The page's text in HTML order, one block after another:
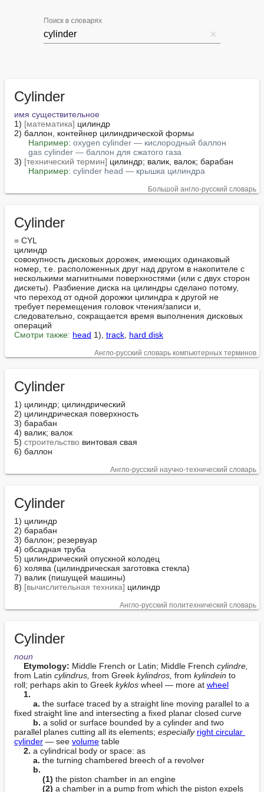
Поиск в словарях
Cylinder
имя существительное
1) [математика] цилиндр
2) баллон, контейнер цилиндрической формы
Например: oxygen cylinder — кислородный баллон
gas cylinder — баллон для сжатого газа
3) [технический термин] цилиндр; валик, валок; барабан
Например: cylinder head — крышка цилиндра
Большой англо-русский словарь
Cylinder
= CYL
цилиндр
совокупность дисковых дорожек, имеющих одинаковый
номер, т.е. расположенных друг над другом в накопителе с
несколькими магнитными поверхностями (или с двух сторон
дискеты). Разбиение диска на цилиндры сделано потому,
что переход от одной дорожки цилиндра к другой не
требует перемещения головок чтения/записи и,
следовательно, сокращается время выполнения дисковых
Смотри также: head 1), track hard disk
Англо-русский словарь компьютерных терминов
Cylinder
1) цилиндр; цилиндрический
2) цилиндрическая поверхность
3) барабан
4) валик; валок
5) строительство винтовая свая
6) баллон
Англо-русский научно-технический словарь
Cylinder
1) цилиндр
2) барабан
3) баллон; резервуар
4) обсадная труба
5) цилиндрический опускной колодец
6) холява (цилиндрическая заготовка стекла)
7) валик (пишущей машины)
8) [вычислительная техника] цилиндр
Англо-русский политехнический словарь
Cylinder
noun
Etymology: Middle French or Latin; Middle French cylindre,
from Latin cylindrus, from Greek kylindros, from kylindein to
roll; perhaps akin to Greek kyklos wheel — more at wheel
1.
a. the surface traced by a straight line moving parallel to a
fixed straight line and intersecting a fixed planar closed curve
b. a solid or surface bounded by a cylinder and two
parallel planes cutting all its elements; especially right circular
cylinder — see volume table
2. a cylindrical body or space: as
a. the turning chambered breech of a revolver
b.
(1) the piston chamber in an engine
(2) a chamber in a pump from which the piston expels